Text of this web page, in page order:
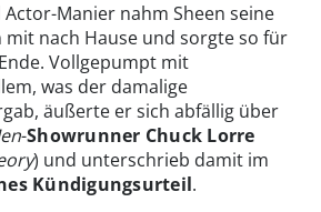
Manier nahm Sheen seine
mit nach Hause und sorgte so für
Vollgepumpt mit
was der damalige
äußerte er sich abfällig über
-Showrunner Chuck Lorre
) und unterschrieb damit im
Kündigungsurteil.